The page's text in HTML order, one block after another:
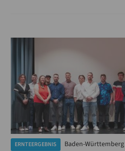
ERNTEERGEBNIS Baden-Württemberg